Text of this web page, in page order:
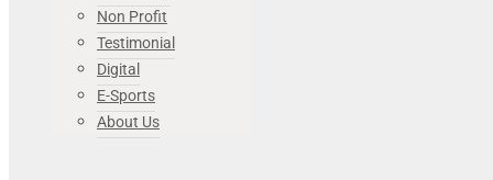
Non Profit
Testimonial
Digital
E-Sports
About Us